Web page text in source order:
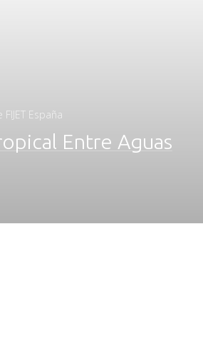
España
Entre Aguas